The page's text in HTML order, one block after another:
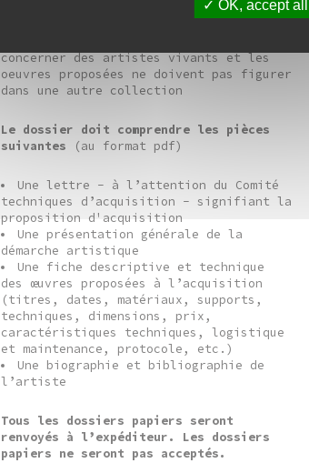
concerner des artistes vivants et les
oeuvres proposées ne doivent pas figurer
dans une autre collection
Le dossier doit comprendre les pièces
suivantes (au format pdf)
Une lettre - à l’attention du Comité
techniques d’acquisition - signifiant la
proposition d'acquisition
Une présentation générale de la
démarche artistique
Une fiche descriptive et technique
des œuvres proposées à l’acquisition
(titres, dates, matériaux, supports,
techniques, dimensions, prix,
caractéristiques techniques, logistique
et maintenance, protocole, etc.)
Une biographie et bibliographie de
l’artiste
Tous les dossiers papiers seront
renvoyés à l’expéditeur. Les dossiers
papiers ne seront pas acceptés.
OK, accept all